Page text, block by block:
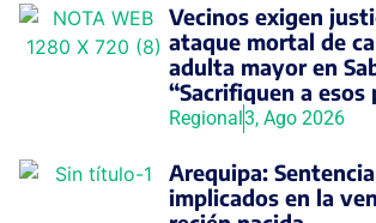
Vecinos exigen
ataque mortal de
adulta mayor en
“Sacrifiquen a esos
Regional3, Ago 2026
Arequipa:
implicados en la